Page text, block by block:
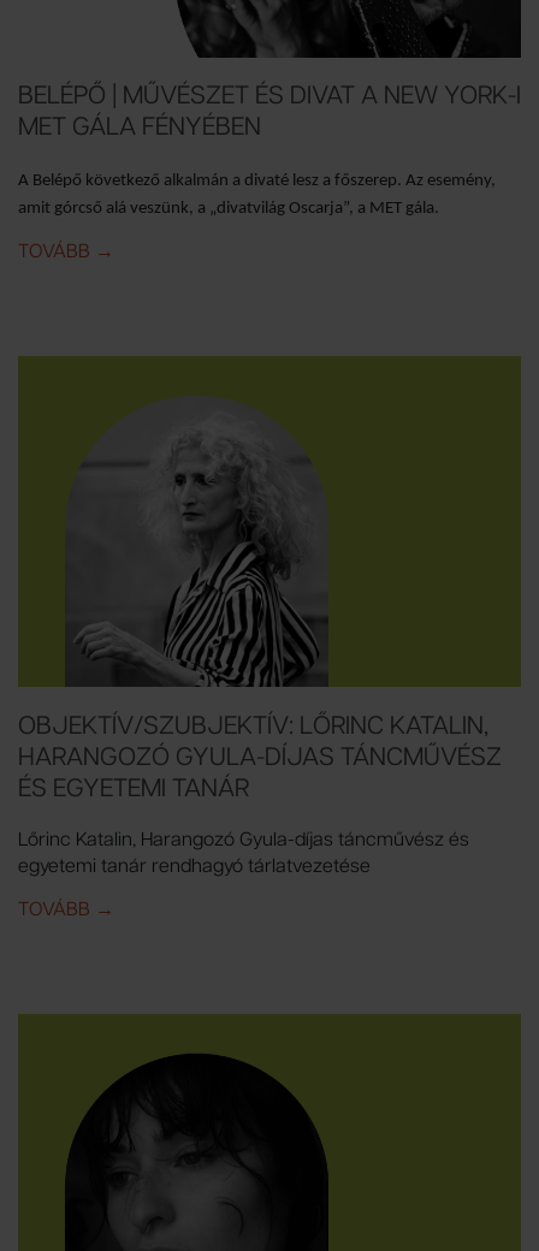
BELÉPŐ | MŰVÉSZET ÉS DIVAT A NEW YORK-I
MET GÁLA FÉNYÉBEN
A Belépő következő alkalmán a divaté lesz a főszerep. Az esemény,
amit górcső alá veszünk, a „divatvilág Oscarja”, a MET gála.
TOVÁBB IDE: BELÉPŐ | MŰVÉSZET ÉS DIVAT A NEW YORK-I
→
OBJEKTÍV/SZUBJEKTÍV: LŐRINC KATALIN,
HARANGOZÓ GYULA-DÍJAS TÁNCMŰVÉSZ
ÉS EGYETEMI TANÁR
Lőrinc Katalin, Harangozó Gyula-díjas táncművész és
egyetemi tanár rendhagyó tárlatvezetése
TOVÁBB IDE: OBJEKTÍV/SZUBJEKTÍV: LŐRINC KATALIN,
→